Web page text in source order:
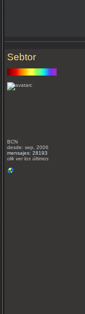
Sebtor
BCN
desde: sep, 2006
mensajes: 28193
clik ver los últimos